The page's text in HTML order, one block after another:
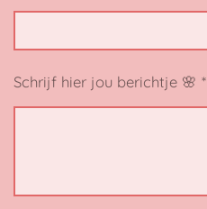
Schrijf hier jou berichtje 🌸 *